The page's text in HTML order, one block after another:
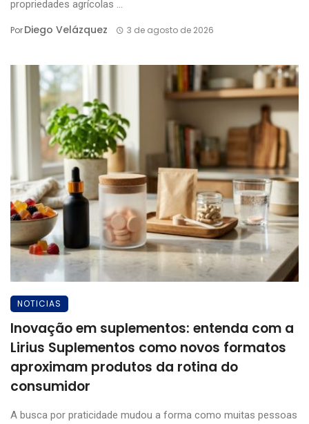
propriedades agrícolas ...
PorDiego Velázquez 3 de agosto de 2026
NOTICIAS
Inovação em suplementos: entenda com a
Lirius Suplementos como novos formatos
aproximam produtos da rotina do
consumidor
A busca por praticidade mudou a forma como muitas pessoas